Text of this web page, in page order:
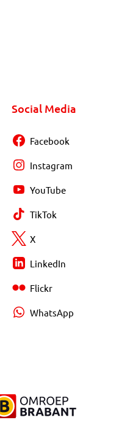
Social Media
Facebook
Instagram
YouTube
TikTok
X
LinkedIn
Flickr
WhatsApp